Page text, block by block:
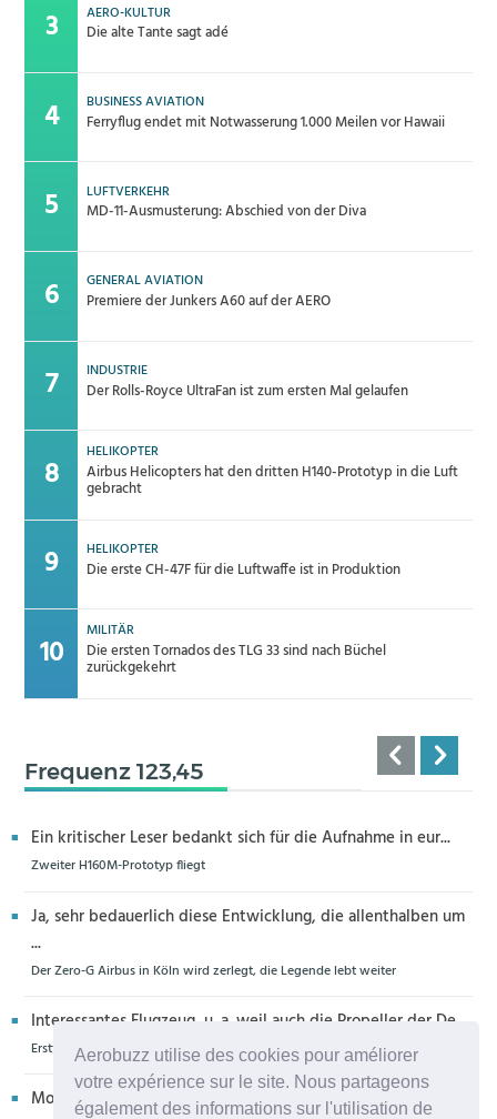
Aerobuzz utilise des cookies pour améliorer
votre expérience sur le site. Nous partageons
également des informations sur l'utilisation de
AERO-KULTUR
Die alte Tante sagt adé
BUSINESS AVIATION
Ferryflug endet mit Notwasserung 1.000 Meilen vor Hawaii
LUFTVERKEHR
MD-11-Ausmusterung: Abschied von der Diva
GENERAL AVIATION
Premiere der Junkers A60 auf der AERO
INDUSTRIE
Der Rolls-Royce UltraFan ist zum ersten Mal gelaufen
HELIKOPTER
Airbus Helicopters hat den dritten H140-Prototyp in die Luft
gebracht
HELIKOPTER
Die erste CH-47F für die Luftwaffe ist in Produktion
MILITÄR
Die ersten Tornados des TLG 33 sind nach Büchel
zurückgekehrt
Frequenz 123,45
Ein kritischer Leser bedankt sich für die Aufnahme in eur...
Zweiter H160M-Prototyp fliegt
Ja, sehr bedauerlich diese Entwicklung, die allenthalben um
...
Der Zero-G Airbus in Köln wird zerlegt, die Legende lebt weiter
Interessantes Flugzeug, u. a. weil auch die Propeller der De...
Erstflug der Piper Seminole DX mit DeltaHawk-Motoren
Moin aus Schiffdorf, danke für die Nachricht. Ich meine,da...